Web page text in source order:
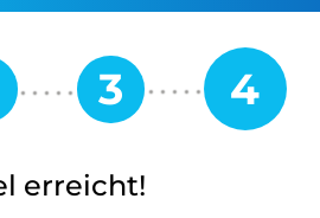
erreicht!